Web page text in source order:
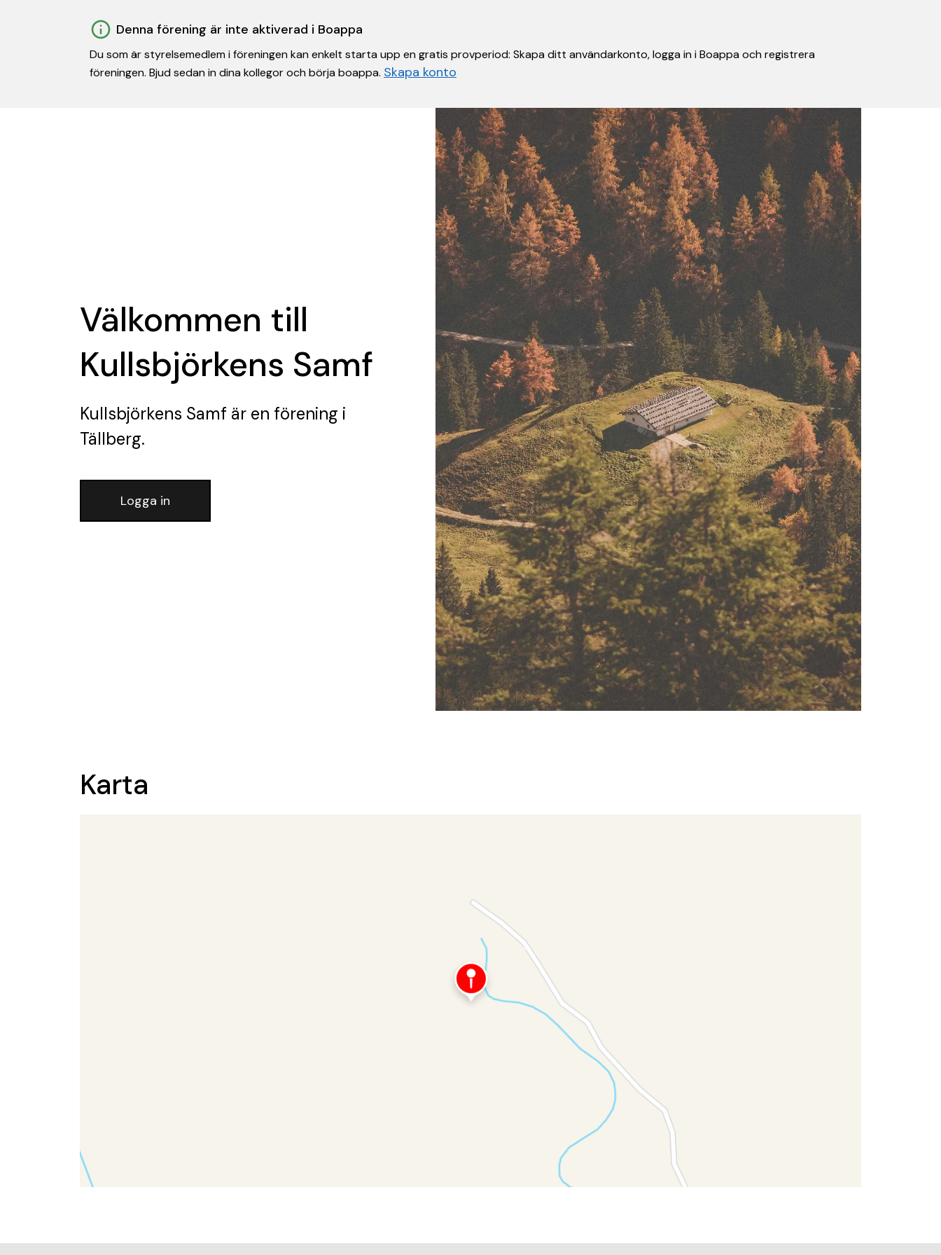
Denna förening är inte aktiverad i Boappa
Du som är styrelsemedlem i föreningen kan enkelt starta upp en gratis provperiod: Skapa ditt användarkonto, logga in i Boappa och registrera
föreningen. Bjud sedan in dina kollegor och börja boappa. Skapa konto
Välkommen till
Kullsbjörkens Samf
Kullsbjörkens Samf är en förening i
Tällberg.
Logga in
Karta